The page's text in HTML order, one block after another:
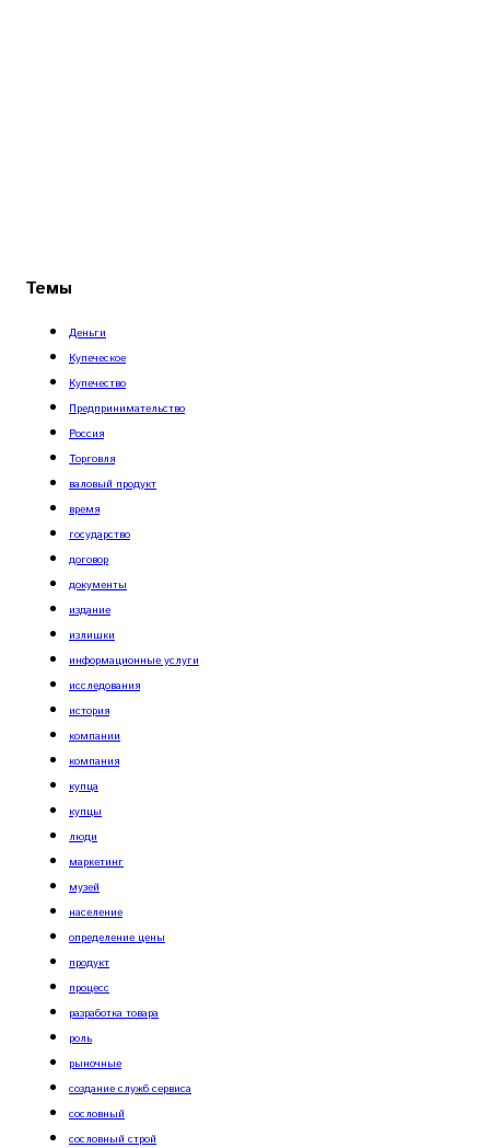
Темы
Деньги
Купеческое
Купечество
Предпринимательство
Россия
Торговля
валовый продукт
время
государство
договор
документы
издание
излишки
информационные услуги
исследования
история
компании
компания
купца
купцы
люди
маркетинг
музей
население
определение цены
продукт
процесс
разработка товара
роль
рыночные
создание служб сервиса
сословный
сословный строй